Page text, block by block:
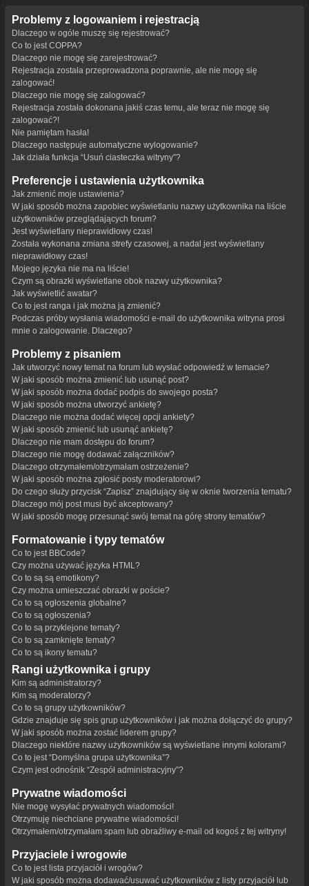
Problemy z logowaniem i rejestracją
Dlaczego w ogóle muszę się rejestrować?
Co to jest COPPA?
Dlaczego nie mogę się zarejestrować?
Rejestracja została przeprowadzona poprawnie, ale nie mogę się
zalogować!
Dlaczego nie mogę się zalogować?
Rejestracja została dokonana jakiś czas temu, ale teraz nie mogę się
zalogować?!
Nie pamiętam hasła!
Dlaczego następuje automatyczne wylogowanie?
Jak działa funkcja “Usuń ciasteczka witryny”?
Preferencje i ustawienia użytkownika
Jak zmienić moje ustawienia?
W jaki sposób można zapobiec wyświetlaniu nazwy użytkownika na liście
użytkowników przeglądających forum?
Jest wyświetlany nieprawidłowy czas!
Została wykonana zmiana strefy czasowej, a nadal jest wyświetlany
nieprawidłowy czas!
Mojego języka nie ma na liście!
Czym są obrazki wyświetlane obok nazwy użytkownika?
Jak wyświetlić awatar?
Co to jest ranga i jak można ją zmienić?
Podczas próby wysłania wiadomości e-mail do użytkownika witryna prosi
mnie o zalogowanie. Dlaczego?
Problemy z pisaniem
Jak utworzyć nowy temat na forum lub wysłać odpowiedź w temacie?
W jaki sposób można zmienić lub usunąć post?
W jaki sposób można dodać podpis do swojego posta?
W jaki sposób można utworzyć ankietę?
Dlaczego nie można dodać więcej opcji ankiety?
W jaki sposób zmienić lub usunąć ankietę?
Dlaczego nie mam dostępu do forum?
Dlaczego nie mogę dodawać załączników?
Dlaczego otrzymałem/otrzymałam ostrzeżenie?
W jaki sposób można zgłosić posty moderatorowi?
Do czego służy przycisk “Zapisz” znajdujący się w oknie tworzenia tematu?
Dlaczego mój post musi być akceptowany?
W jaki sposób mogę przesunąć swój temat na górę strony tematów?
Formatowanie i typy tematów
Co to jest BBCode?
Czy można używać języka HTML?
Co to są są emotikony?
Czy można umieszczać obrazki w poście?
Co to są ogłoszenia globalne?
Co to są ogłoszenia?
Co to są przyklejone tematy?
Co to są zamknięte tematy?
Co to są ikony tematu?
Rangi użytkownika i grupy
Kim są administratorzy?
Kim są moderatorzy?
Co to są grupy użytkowników?
Gdzie znajduje się spis grup użytkowników i jak można dołączyć do grupy?
W jaki sposób można zostać liderem grupy?
Dlaczego niektóre nazwy użytkowników są wyświetlane innymi kolorami?
Co to jest “Domyślna grupa użytkownika”?
Czym jest odnośnik “Zespół administracyjny”?
Prywatne wiadomości
Nie mogę wysyłać prywatnych wiadomości!
Otrzymuję niechciane prywatne wiadomości!
Otrzymałem/otrzymałam spam lub obraźliwy e-mail od kogoś z tej witryny!
Przyjaciele i wrogowie
Co to jest lista przyjaciół i wrogów?
W jaki sposób można dodawać/usuwać użytkowników z listy przyjaciół lub